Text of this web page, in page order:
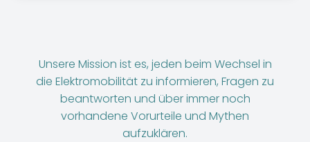
Unsere Mission ist es, jeden beim Wechsel in
die Elektromobilität zu informieren, Fragen zu
beantworten und über immer noch
vorhandene Vorurteile und Mythen
aufzuklären.